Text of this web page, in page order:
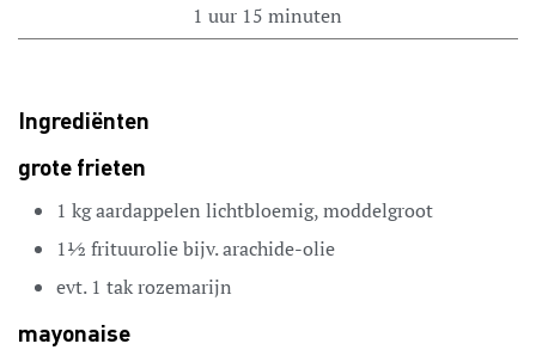
1 uur 15 minuten
Ingrediënten
grote frieten
1 kgaardappelen lichtbloemig, moddelgroot
1½ frituuroliebijv. arachide-olie
evt. 1 tak rozemarijn
mayonaise